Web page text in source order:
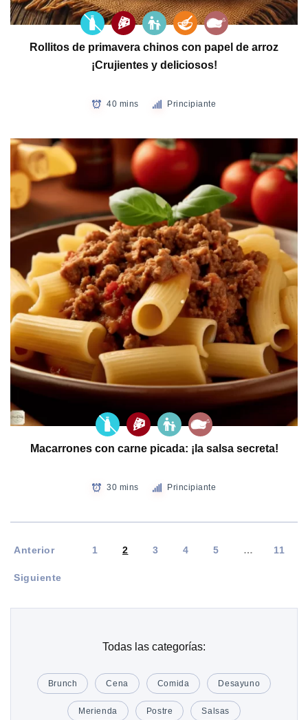
Rollitos de primavera chinos con papel de arroz
¡Crujientes y deliciosos!
40 mins Principiante
Macarrones con carne picada: ¡la salsa secreta!
30 mins Principiante
Anterior 1 2 3 4 5 … 11
Siguiente
Todas las categorías:
Brunch Cena Comida Desayuno
Merienda Postre Salsas